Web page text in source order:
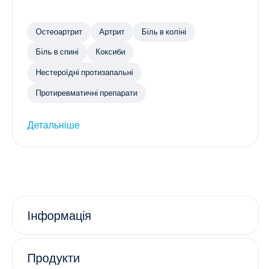
Остеоартрит Артрит Біль в коліні
Біль в спині Коксиби
Нестероїдні протизапальні
Протиревматичні препарати
Детальніше
Інформація
Продукти